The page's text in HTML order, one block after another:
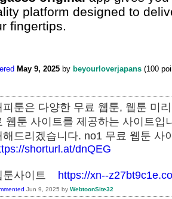
platform designed to
fingertips.
May 9, 2025 by beyourloverjapans (100
피툰은 다양한 무료 웹툰, 웹툰 미
웹툰 사이트를 제공하는 사이트
해드리겠습니다. no1 무료 웹툰
shorturl.at/dnQEG
툰사이트 https://xn--
Jun 9, 2025 by WebtoonSite32